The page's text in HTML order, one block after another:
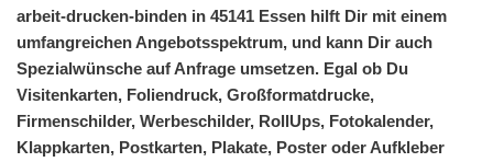
arbeit-drucken-binden in 45141 Essen hilft Dir mit einem
umfangreichen Angebotsspektrum, und kann Dir auch
Spezialwünsche auf Anfrage umsetzen. Egal ob Du
Visitenkarten, Foliendruck, Großformatdrucke,
Firmenschilder, Werbeschilder, RollUps, Fotokalender,
Klappkarten, Postkarten, Plakate, Poster oder Aufkleber